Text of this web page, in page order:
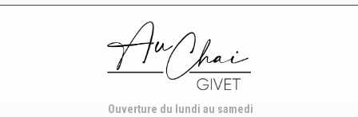
FacebookInstagram
Ouverture du lundi au samedi